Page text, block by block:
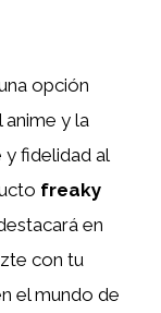
opción
y la
y fidelidad al
freaky
en
con tu
el mundo de